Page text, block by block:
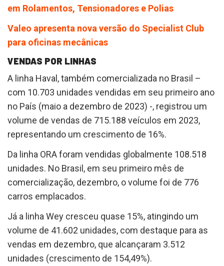
em Rolamentos, Tensionadores e Polias
Valeo apresenta nova versão do Specialist Club
para oficinas mecânicas
VENDAS POR LINHAS
A linha Haval, também comercializada no Brasil –
com 10.703 unidades vendidas em seu primeiro ano
no País (maio a dezembro de 2023) -, registrou um
volume de vendas de 715.188 veículos em 2023,
representando um crescimento de 16%.
Da linha ORA foram vendidas globalmente 108.518
unidades. No Brasil, em seu primeiro mês de
comercialização, dezembro, o volume foi de 776
carros emplacados.
Já a linha Wey cresceu quase 15%, atingindo um
volume de 41.602 unidades, com destaque para as
vendas em dezembro, que alcançaram 3.512
unidades (crescimento de 154,49%).